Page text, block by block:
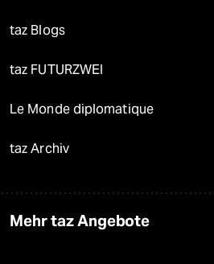
taz Blogs
taz FUTURZWEI
Le Monde diplomatique
taz Archiv
Mehr taz Angebote